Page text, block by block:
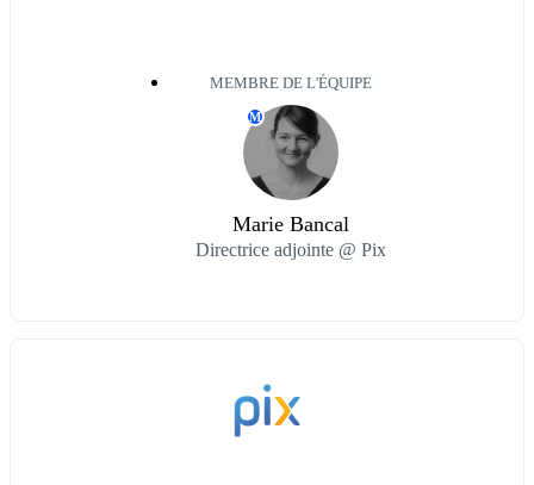
MEMBRE DE L'ÉQUIPE
M
Marie Bancal
Directrice adjointe @ Pix